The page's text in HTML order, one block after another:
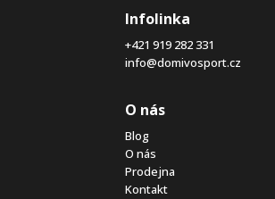
Infolinka
+421 919 282 331
info@domivosport.cz
O nás
Blog
O nás
Prodejna
Kontakt